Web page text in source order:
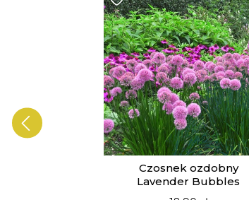
Czosnek ozdobny
Lavender Bubbles